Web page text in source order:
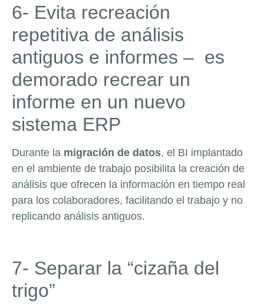
6- Evita recreación
repetitiva de análisis
antiguos e informes – es
demorado recrear un
informe en un nuevo
sistema ERP
Durante la migración de datos, el BI implantado
en el ambiente de trabajo posibilita la creación de
análisis que ofrecen la información en tiempo real
para los colaboradores, facilitando el trabajo y no
replicando análisis antiguos.
7- Separar la “cizaña del
trigo”